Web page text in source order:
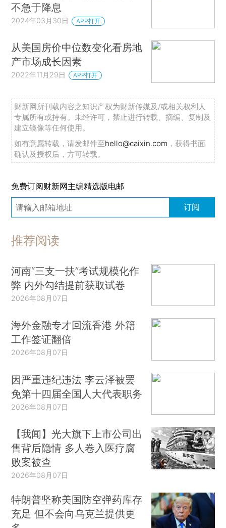
不急于降息
2024年03月30日 APP打开
从美国房价中位数变化看房地
产市场成长因素
2022年11月29日 APP打开
财新网所刊载内容之知识产权为财新传媒及/或相关权利人
专属所有或持有。未经许可，禁止进行转载、摘编、复制及
建立镜像等任何使用。
如有意愿转载，请发邮件至hello@caixin.com ，获得书面
确认及授权后，方可转载。
免费订阅财新网主编精选版电邮
订阅
推荐阅读
河南“三支一扶”考试规模化作
弊 内外勾结提前获取试卷
2026年08月07日
海外金融专才回流香港 外籍
工作签证翻倍
2026年08月07日
因严重违纪违法 李云泽被罢
免第十四届全国人大代表职务
2026年08月07日
【我闻】光大旗下上市公司出
售背后隐情 多人卷入医疗腐
败案被查
2026年08月07日
特朗普坚称美国防空弹药库存
充足 但不会向乌克兰提供更